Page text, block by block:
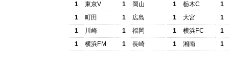
1
東京V 1
岡山
1
町田 1
広島
1
川崎 1
福岡
1
横浜FM 1 長崎
1
栃木C
1
1
大宮
1
1
横浜FC
1
1
湘南 1